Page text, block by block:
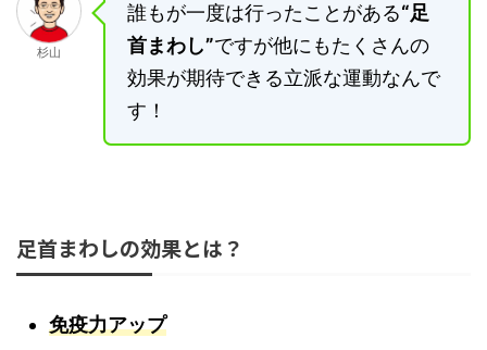
杉山
誰もが一度は行ったことがある“足
首まわし”ですが他にもたくさんの
効果が期待できる立派な運動なんで
す！
足首まわしの効果とは？
免疫力アップ